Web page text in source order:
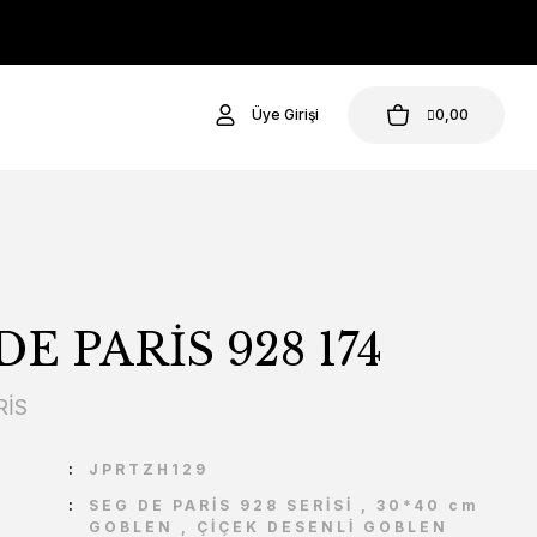
Üye Girişi 0,00
PARİS 928 174
JPRTZH129
SEG DE PARİS 928 SERİSİ , 30*40 cm
GOBLEN
, ÇİÇEK DESENLİ GOBLEN